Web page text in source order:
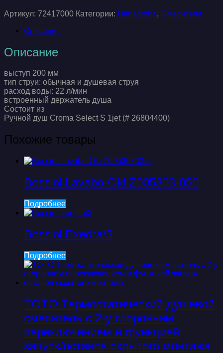
Артикул: 72417000 Категории: Hansgrohe, Смесители
Описание
Описание
выступ 200 мм
тип струи: обычная и душевая струя
расход воды: 22 л/мин
встроенный держатель душа
Состоит из
Ручной душ Croma Select S 1jet (# 26804400)
Похожие товары
Bossini Lavabo-Oki Z005303-050
Подробнее
Bossini Exedra/3
Подробнее
TOTO Термостатический душевой
смеситель с 2-у сторонним
переключением и функцией
запуск/останов скрытого монтажа